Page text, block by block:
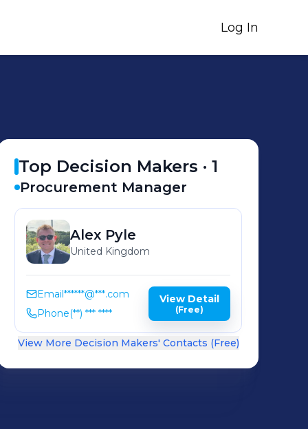
Log In
Top Decision Makers ·1
Procurement Manager
Alex Pyle
United Kingdom
Email******@***.com
Phone(**) *** ****
View Detail
(Free)
View More Decision Makers' Contacts (Free)